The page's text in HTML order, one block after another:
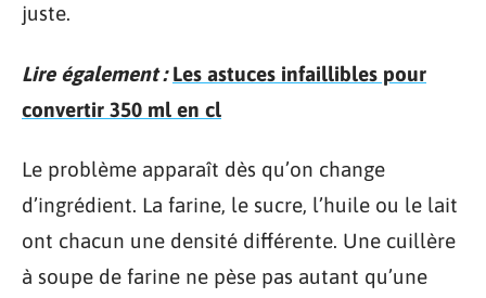
juste.
Lire également : Les astuces infaillibles pour
convertir 350 ml en cl
Le problème apparaît dès qu’on change
d’ingrédient. La farine, le sucre, l’huile ou le lait
ont chacun une densité différente. Une cuillère
à soupe de farine ne pèse pas autant qu’une